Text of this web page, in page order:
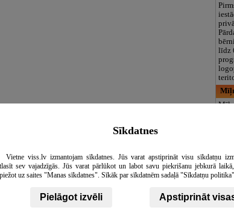
līdz
Sīkdatnes
Vietne viss.lv izmantojam sīkdatnes. Jūs varat apstiprināt visu sīkdatņu
sev vajadzīgās. Jūs varat pārlūkot un labot savu piekrišanu jebkurā
uz saites "Manas sīkdatnes". Sīkāk par sīkdatnēm sadaļā "Sīkdatņu politika"
Pielāgot izvēli Apstiprināt